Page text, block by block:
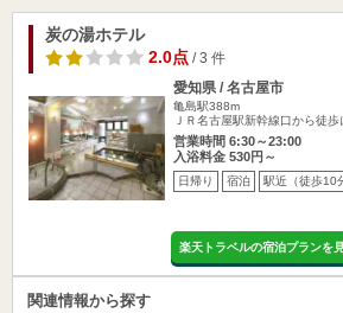
炭の湯ホテル
2.0点/ 3 件
愛知県 / 名古屋市
亀島駅388m
ＪＲ名古屋駅新幹線口から徒
営業時間 6:30～23:00
入浴料金 530円～
日帰り 宿泊 駅近（徒歩10
楽天トラベルの宿泊プランを
関連情報から探す